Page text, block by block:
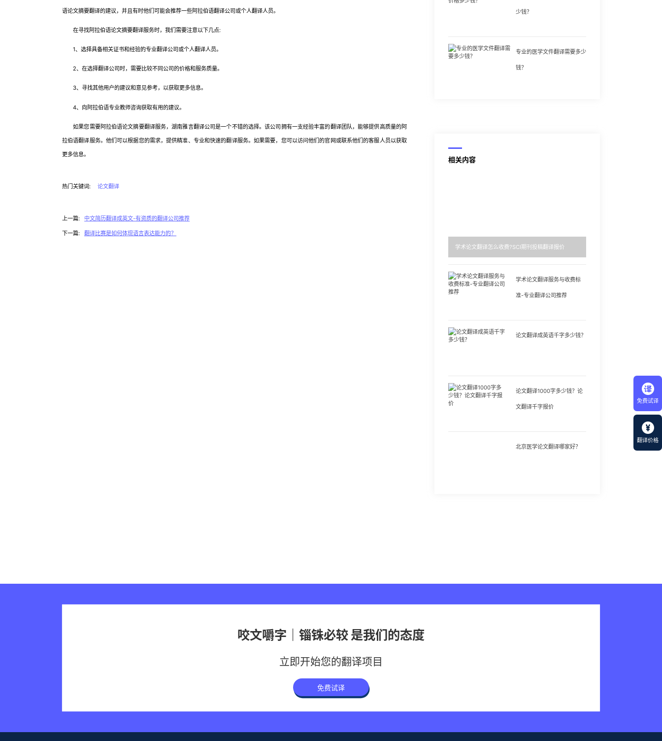
免费试译
翻译价格
语论文摘要翻译的建议，并且有时他们可能会推荐一些阿拉伯语翻译公司或个人翻译人员。
在寻找阿拉伯语论文摘要翻译服务时，我们需要注意以下几点:
1、选择具备相关证书和经验的专业翻译公司或个人翻译人员。
2、在选择翻译公司时，需要比较不同公司的价格和服务质量。
3、寻找其他用户的建议和意见参考，以获取更多信息。
4、向阿拉伯语专业教师咨询获取有用的建议。
如果您需要阿拉伯语论文摘要翻译服务，湖南雅言翻译公司是一个不错的选择。该公司拥有一支经验丰富的翻译团队，能够提供高质量的阿
拉伯语翻译服务。他们可以根据您的需求，提供精准、专业和快速的翻译服务。如果需要，您可以访问他们的官网或联系他们的客服人员以获取
更多信息。
热门关键词: 论文翻译
上一篇: 中文简历翻译成英文-有资质的翻译公司推荐
下一篇: 翻译比赛是如何体现语言表达能力的？
少钱？
专业的医学文件翻译需要多少
钱？
相关内容
学术论文翻译怎么收费?SCI期刊投稿翻译报价
学术论文翻译服务与收费标
准-专业翻译公司推荐
论文翻译成英语千字多少钱？
论文翻译1000字多少钱？论
文翻译千字报价
北京医学论文翻译哪家好？
咬文嚼字｜锱铢必较 是我们的态度
立即开始您的翻译项目
免费试译